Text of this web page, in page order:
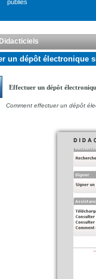
publiés
Didacticiels
un dépôt électronique
Effectuer un dépôt
Comment effectuer un dépôt